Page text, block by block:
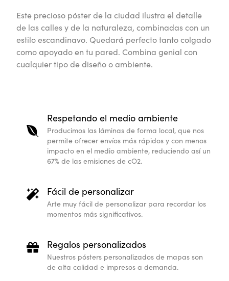
Este precioso póster de la ciudad ilustra el detalle
de las calles y de la naturaleza, combinadas con un
estilo escandinavo. Quedará perfecto tanto colgado
como apoyado en tu pared. Combina genial con
cualquier tipo de diseño o ambiente.
Respetando el medio ambiente
Producimos las láminas de forma local, que nos
permite ofrecer envíos más rápidos y con menos
impacto en el medio ambiente, reduciendo así un
67% de las emisiones de cO2.
Fácil de personalizar
Arte muy fácil de personalizar para recordar los
momentos más significativos.
Regalos personalizados
Nuestros pósters personalizados de mapas son
de alta calidad e impresos a demanda.